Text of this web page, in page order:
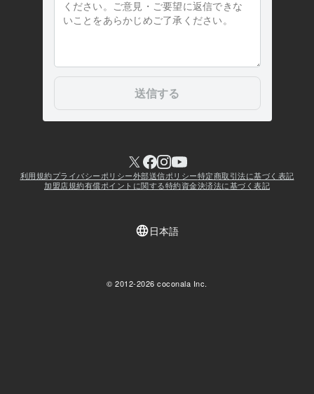
人生経歴【自己紹介】part2 人生の主役『うさぴょん』(^O^)/
年7月 ~ 現在
人生経歴【自己紹介】part4 人生の主役『うさぴょん』(^O^)/
年7月 ~ 現在
人生経歴【自己紹介】part5 人生の主役『うさぴょん』(^O^)/
年7月 ~ 現在
人生経歴【自己紹介】part6 人生の主役『うさぴょん』(^O^)/
1967
人生経歴【自己紹介】part8 人生の主役『うさぴょん』(^O^)/
1967
年7月 ~ 現在
人生経歴【自己紹介】part10 人生の主役『うさぴょん』(^O^)/
人生経歴【自己紹介】part12 人生の主役『うさぴょん』(^O^)/